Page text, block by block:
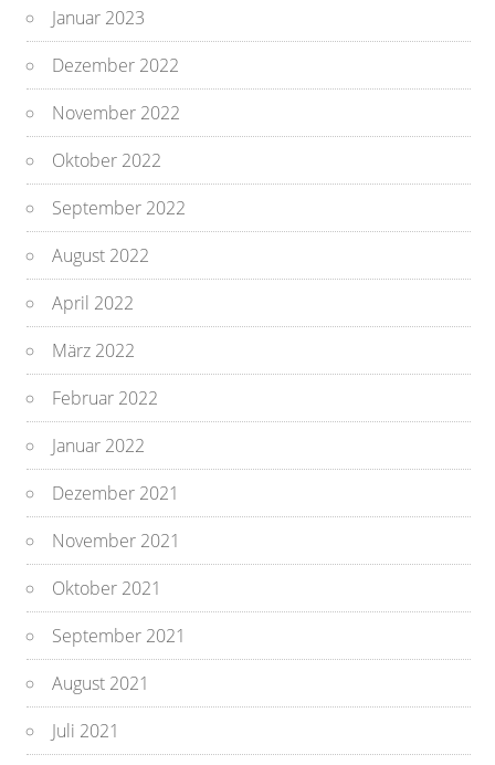
Januar 2023
Dezember 2022
November 2022
Oktober 2022
September 2022
August 2022
April 2022
März 2022
Februar 2022
Januar 2022
Dezember 2021
November 2021
Oktober 2021
September 2021
August 2021
Juli 2021